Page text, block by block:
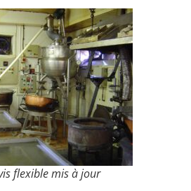
flexible mis à jour